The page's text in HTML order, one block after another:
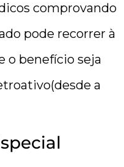
comprovando
pode recorrer à
o benefício seja
a